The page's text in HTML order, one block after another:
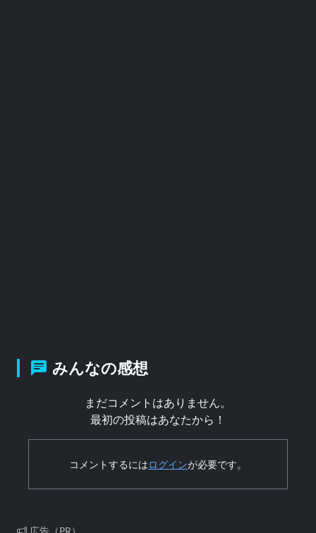
みんなの感想
まだコメントはありません。
最初の投稿はあなたから！
コメントするにはログインが必要です。